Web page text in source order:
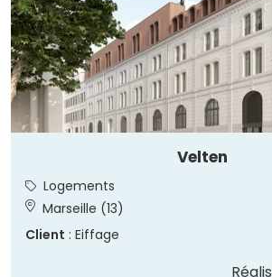
Velten
Logements
Marseille (13)
Client : Eiffage